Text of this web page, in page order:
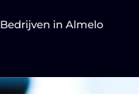
Bedrijven in Almelo